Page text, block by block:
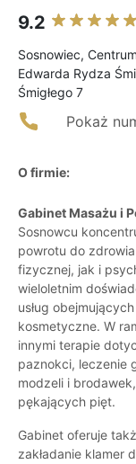
9.2
Sosnowiec,
Edwarda Rydza
Śmigłego 7
Pokaż
O firmie:
Gabinet Masażu i
Sosnowcu
powrotu do
fizycznej, jak i
wieloletnim
usług
kosmetyczne. W
innymi terapie
paznokci, leczenie
modzeli i
pękających pięt.
Gabinet oferuje
zakładanie klamer